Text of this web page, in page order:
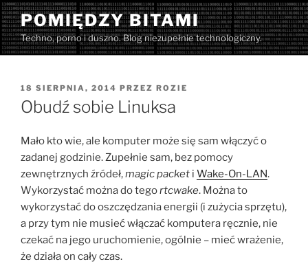
Przejdź
do
treści
POMIĘDZY BITAMI
Techno, porno i duszno. Blog niezupełnie technologiczny.
OPUBLIKOWANE
W
18 SIERPNIA, 2014 PRZEZ ROZIE
Obudź sobie Linuksa
Mało kto wie, ale komputer może się sam włączyć o
zadanej godzinie. Zupełnie sam, bez pomocy
zewnętrznych źródeł,magic packet i Wake-On-LAN.
Wykorzystać można do tegortcwake. Można to
wykorzystać do oszczędzania energii (i zużycia sprzętu),
a przy tym nie musieć włączać komputera ręcznie, nie
czekać na jego uruchomienie, ogólnie – mieć wrażenie,
że działa on cały czas.